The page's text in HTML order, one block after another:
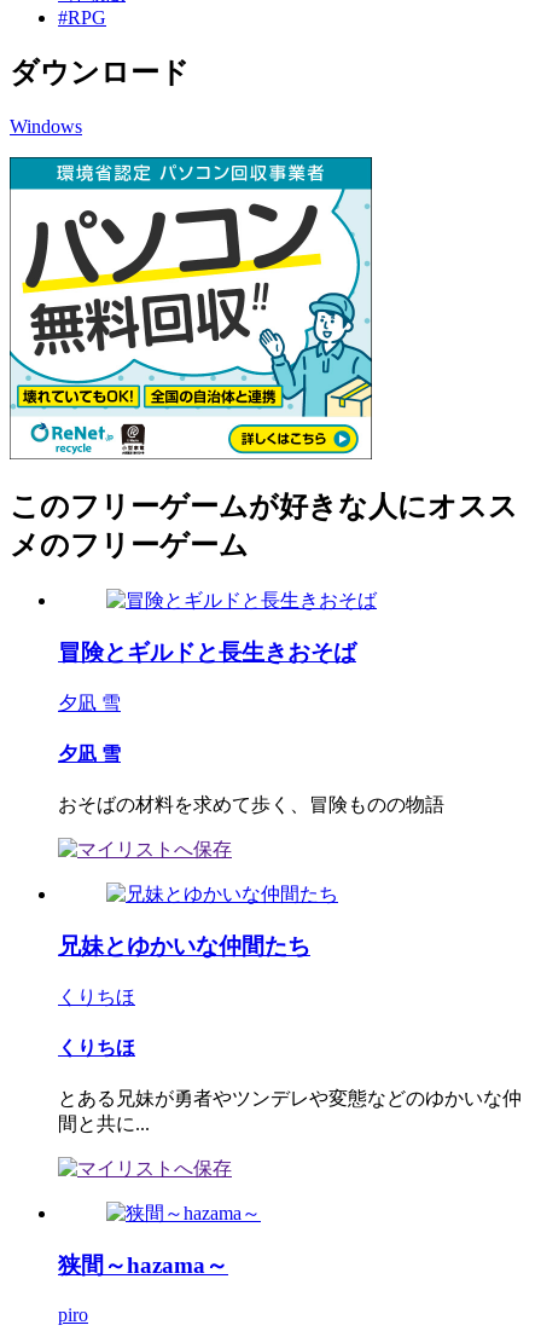
#RPG
ダウンロード
Windows
このフリーゲームが好きな人にオスス
メのフリーゲーム
冒険とギルドと長生きおそば
夕凪 雪
夕凪 雪
おそばの材料を求めて歩く、冒険ものの物語
兄妹とゆかいな仲間たち
くりちほ
くりちほ
とある兄妹が勇者やツンデレや変態などのゆかいな仲
間と共に...
狭間～hazama～
piro